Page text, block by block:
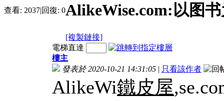
查看: 2037|回復: 0AlikeWise.com:以图
[複製鏈接]
電梯直達
樓主
發表於 2020-10-21 14:31:05 | 只看該作者
AlikeWi鐵皮屋